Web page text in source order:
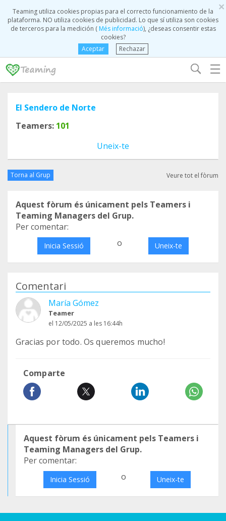
×
Teaming utiliza cookies propias para el correcto funcionamiento de la
plataforma. NO utiliza cookies de publicidad. Lo que sí utiliza son cookies
de terceros para la medición (Més informació), ¿deseas consentir estas
cookies?
Aceptar
Rechazar
☰
El Sendero de Norte
Teamers: 101
Uneix-te
Torna al Grup Veure tot el fòrum
Aquest fòrum és únicament pels Teamers i
Teaming Managers del Grup.
Per comentar:
Inicia Sessió o Uneix-te
Comentari
María Gómez
Teamer
el 12/05/2025 a les 16:44h
Gracias por todo. Os queremos mucho!
Comparte
Aquest fòrum és únicament pels Teamers i
Teaming Managers del Grup.
Per comentar:
Inicia Sessió o Uneix-te